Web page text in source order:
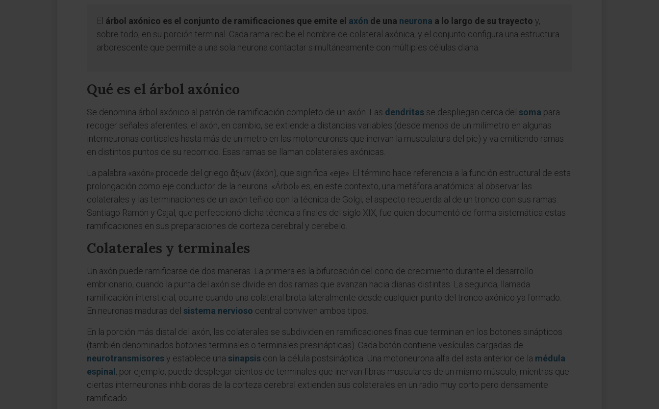
El árbol axónico es el conjunto de ramificaciones que emite el axón de una neurona a lo largo de su trayecto y,
sobre todo, en su porción terminal. Cada rama recibe el nombre de colateral axónica, y el conjunto configura una estructura
arborescente que permite a una sola neurona contactar simultáneamente con múltiples células diana.
Qué es el árbol axónico
Se denomina árbol axónico al patrón de ramificación completo de un axón. Las dendritas se despliegan cerca del soma para
recoger señales aferentes; el axón, en cambio, se extiende a distancias variables (desde menos de un milímetro en algunas
interneuronas corticales hasta más de un metro en las motoneuronas que inervan la musculatura del pie) y va emitiendo ramas
en distintos puntos de su recorrido. Esas ramas se llaman colaterales axónicas.
La palabra «axón» procede del griego ἄξων (áxōn), que significa «eje». El término hace referencia a la función estructural de esta
prolongación como eje conductor de la neurona. «Árbol» es, en este contexto, una metáfora anatómica: al observar las
colaterales y las terminaciones de un axón teñido con la técnica de Golgi, el aspecto recuerda al de un tronco con sus ramas.
Santiago Ramón y Cajal, que perfeccionó dicha técnica a finales del siglo XIX, fue quien documentó de forma sistemática estas
ramificaciones en sus preparaciones de corteza cerebral y cerebelo.
Colaterales y terminales
Un axón puede ramificarse de dos maneras. La primera es la bifurcación del cono de crecimiento durante el desarrollo
embrionario, cuando la punta del axón se divide en dos ramas que avanzan hacia dianas distintas. La segunda, llamada
ramificación intersticial, ocurre cuando una colateral brota lateralmente desde cualquier punto del tronco axónico ya formado.
En neuronas maduras del sistema nervioso central conviven ambos tipos.
En la porción más distal del axón, las colaterales se subdividen en ramificaciones finas que terminan en los botones sinápticos
(también denominados botones terminales o terminales presinápticas). Cada botón contiene vesículas cargadas de
neurotransmisoresy establece una sinapsis con la célula postsináptica. Una motoneurona alfa del asta anterior de la médula
espinal , por ejemplo, puede desplegar cientos de terminales que inervan fibras musculares de un mismo músculo, mientras que
ciertas interneuronas inhibidoras de la corteza cerebral extienden sus colaterales en un radio muy corto pero densamente
ramificado.